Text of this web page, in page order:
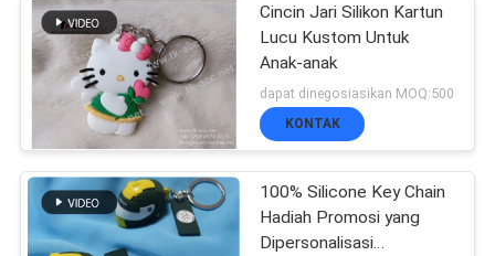
KUALITAS
HUBUNGI
KAMI
BERITA
Label Heat Transfer
Clothing
Cincin Jari Silikon Kartun
Lucu Kustom Untuk
Anak-anak
dapat dinegosiasikan MOQ:500
KONTAK
100% Silicone Key Chain
Hadiah Promosi yang
Dipersonalisasi